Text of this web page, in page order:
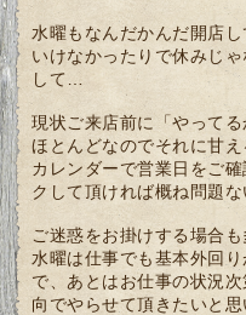
水曜もなんだかんだ開店
いけなかったりで休みじ
して…
現状ご来店前に「やって
ほとんどなのでそれに甘
カレンダーで営業日をご
クして頂ければ概ね問題
ご迷惑をお掛けする場合
水曜は仕事でも基本外回
で、あとはお仕事の状況
向でやらせて頂きたいと思